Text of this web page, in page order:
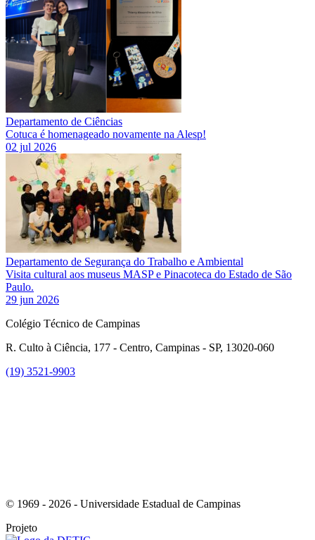
Departamento de Ciências
Cotuca é homenageado novamente na Alesp!
02 jul 2026
Departamento de Segurança do Trabalho e Ambiental
Visita cultural aos museus MASP e Pinacoteca do Estado de São
Paulo.
29 jun 2026
Colégio Técnico de Campinas
R. Culto à Ciência, 177 - Centro, Campinas - SP, 13020-060
(19) 3521-9903
© 1969 - 2026 - Universidade Estadual de Campinas
Projeto